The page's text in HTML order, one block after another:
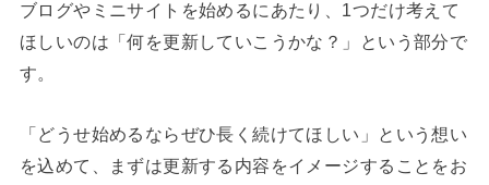
ブログやミニサイトを始めるにあたり、1つだけ考えて
ほしいのは「何を更新していこうかな？」という部分で
す。
「どうせ始めるならぜひ長く続けてほしい」という想い
を込めて、まずは更新する内容をイメージすることをお